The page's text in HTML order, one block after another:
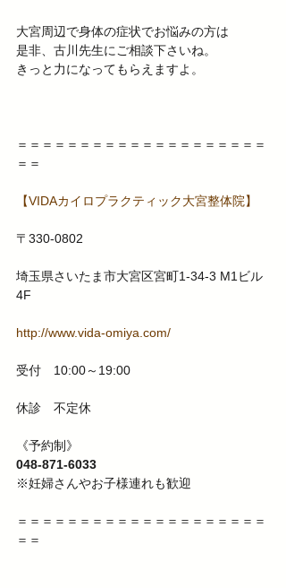
大宮周辺で身体の症状でお悩みの方は
是非、古川先生にご相談下さいね。
きっと力になってもらえますよ。
＝＝＝＝＝＝＝＝＝＝＝＝＝＝＝＝＝＝＝＝
＝＝
【VIDAカイロプラクティック大宮整体院】
〒330-0802
埼玉県さいたま市大宮区宮町1-34-3 M1ビル
4F
http://www.vida-omiya.com/
受付　10:00～19:00
休診　不定休
《予約制》
048-871-6033
※妊婦さんやお子様連れも歓迎
＝＝＝＝＝＝＝＝＝＝＝＝＝＝＝＝＝＝＝＝
＝＝